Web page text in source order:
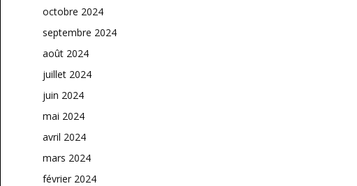
octobre 2024
septembre 2024
août 2024
juillet 2024
juin 2024
mai 2024
avril 2024
mars 2024
février 2024